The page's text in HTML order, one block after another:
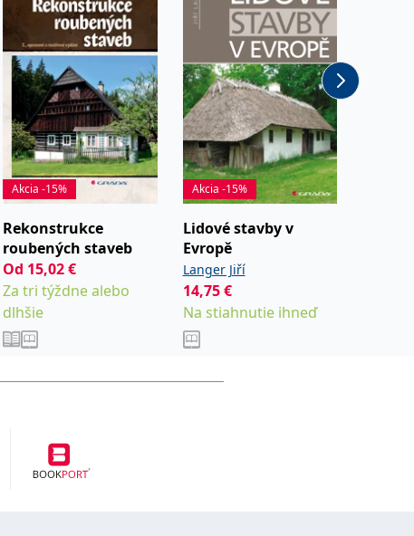
Akcia -15%
Rekonstrukce
roubených staveb
Pešta Jan
Od 15,02€
Za tri týždne alebo
dlhšie
Akcia -15%
Lidové stavby v
Evropě
Langer Jiří
14,75€
Na stiahnutie ihneď